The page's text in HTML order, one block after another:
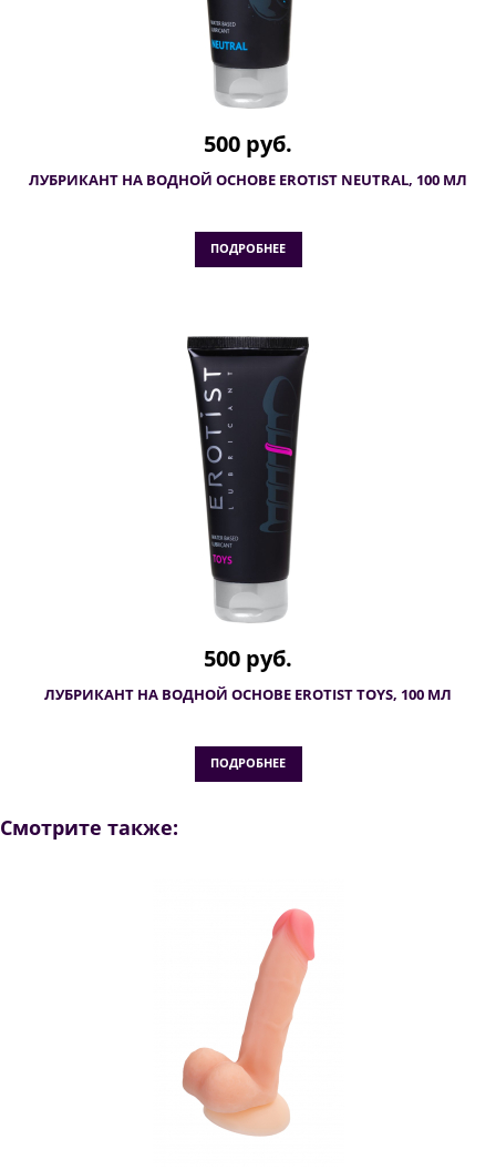
500 руб.
ЛУБРИКАНТ НА ВОДНОЙ ОСНОВЕ EROTIST NEUTRAL, 100 МЛ
ПОДРОБНЕЕ
500 руб.
ЛУБРИКАНТ НА ВОДНОЙ ОСНОВЕ EROTIST TOYS, 100 МЛ
ПОДРОБНЕЕ
Смотрите также: